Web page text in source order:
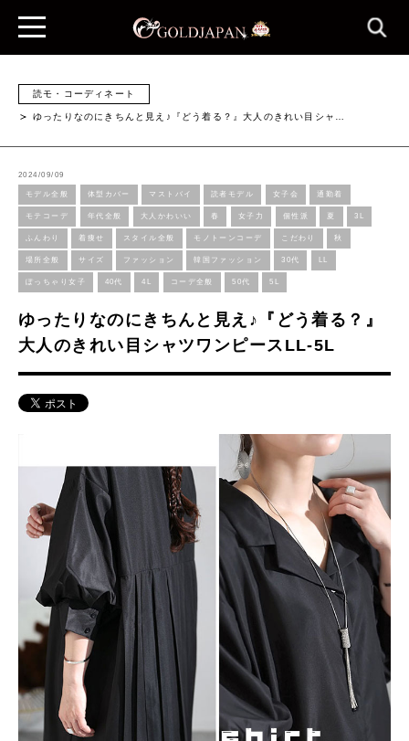
読モ・コーディネート
ゆったりなのにきちんと見え♪『どう着る？』大人のきれい目シャ…
2024/09/09
モデル全般 体型カバー マストバイ 読者モデル 女子会 通勤着
モテコーデ 年代全般 大人かわいい 春 女子力 個性派 夏 3L
ふんわり 着痩せ スタイル全般 モノトーンコーデ こだわり 秋
場所全般 サイズ ファッション 韓国ファッション 30代 LL
ぽっちゃり女子 40代 4L コーデ全般 50代 5L
ゆったりなのにきちんと見え♪『どう着る？』
大人のきれい目シャツワンピースLL-5L